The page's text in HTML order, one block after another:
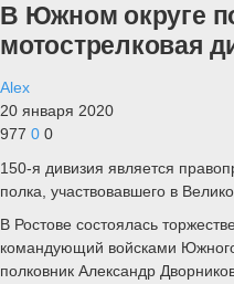
В Южном округе
мотострелковая
Alex
20 января 2020
977 0 0
150-я дивизия является
полка, участвовавшего в
В Ростове состоялась
командующий войсками
полковник Александр